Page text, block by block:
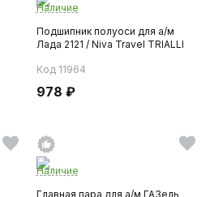
Наличие
Подшипник полуоси для а/м
Лада 2121 / Niva Travel TRIALLI
Код 11964
978 ₽
Наличие
Главная пара для а/м ГАЗель